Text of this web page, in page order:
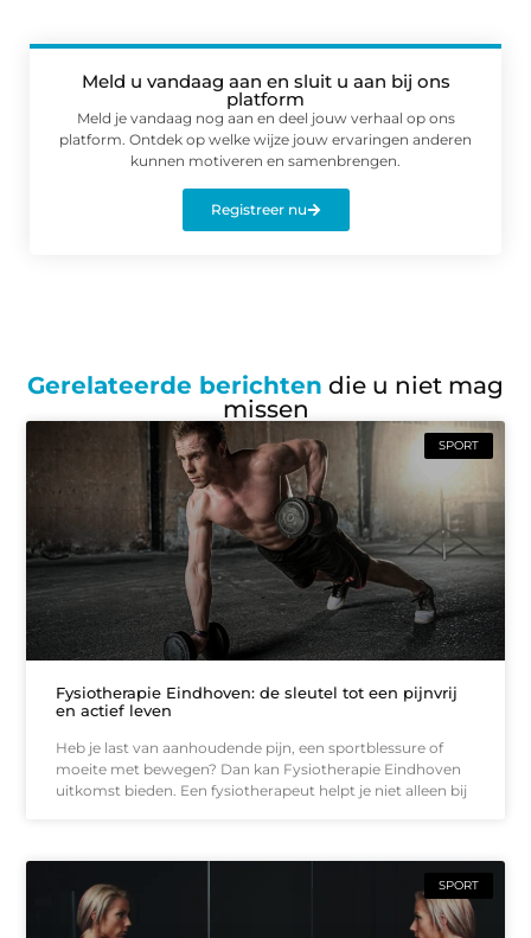
Meld u vandaag aan en sluit u aan bij ons
platform
Meld je vandaag nog aan en deel jouw verhaal op ons
platform. Ontdek op welke wijze jouw ervaringen anderen
kunnen motiveren en samenbrengen.
Registreer nu
Gerelateerde berichten die u niet mag
missen
SPORT
Fysiotherapie Eindhoven: de sleutel tot een pijnvrij
en actief leven
Heb je last van aanhoudende pijn, een sportblessure of
moeite met bewegen? Dan kan Fysiotherapie Eindhoven
uitkomst bieden. Een fysiotherapeut helpt je niet alleen bij
SPORT